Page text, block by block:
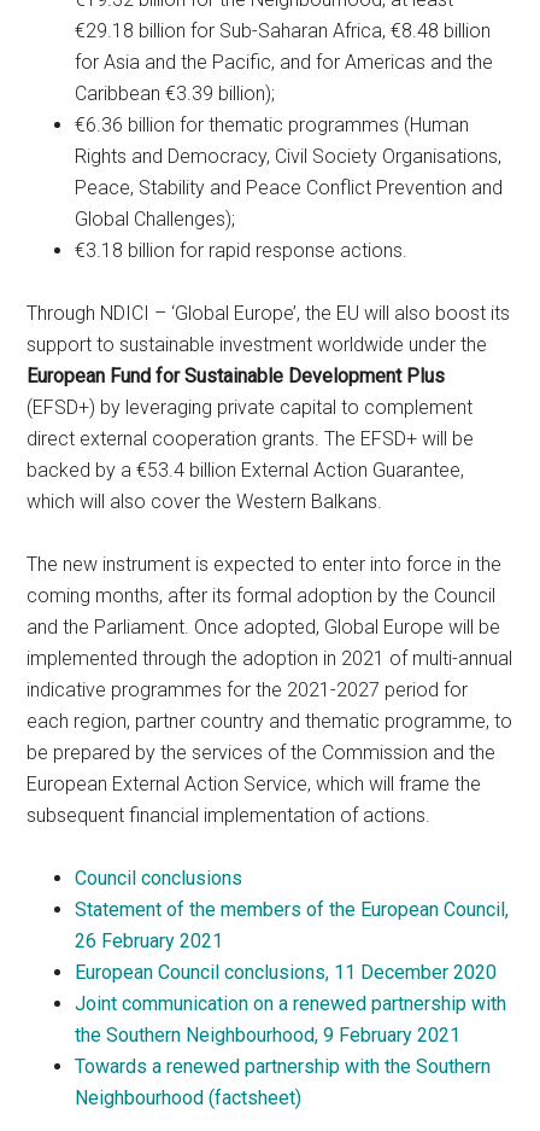
€29.18 billion for Sub-Saharan Africa, €8.48 billion
for Asia and the Pacific, and for Americas and the
Caribbean €3.39 billion);
€6.36 billion for thematic programmes (Human
Rights and Democracy, Civil Society Organisations,
Peace, Stability and Peace Conflict Prevention and
Global Challenges);
€3.18 billion for rapid response actions.
Through NDICI – ‘Global Europe’, the EU will also boost its
support to sustainable investment worldwide under the
European Fund for Sustainable Development Plus
(EFSD+) by leveraging private capital to complement
direct external cooperation grants. The EFSD+ will be
backed by a €53.4 billion External Action Guarantee,
which will also cover the Western Balkans.
The new instrument is expected to enter into force in the
coming months, after its formal adoption by the Council
and the Parliament. Once adopted, Global Europe will be
implemented through the adoption in 2021 of multi-annual
indicative programmes for the 2021-2027 period for
each region, partner country and thematic programme, to
be prepared by the services of the Commission and the
European External Action Service, which will frame the
subsequent financial implementation of actions.
Council conclusions
Statement of the members of the European Council,
26 February 2021
European Council conclusions, 11 December 2020
Joint communication on a renewed partnership with
the Southern Neighbourhood, 9 February 2021
Towards a renewed partnership with the Southern
Neighbourhood (factsheet)